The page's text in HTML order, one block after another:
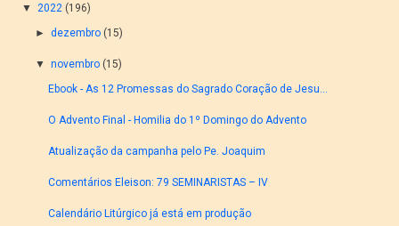
▼ 2022 (196)
► dezembro (15)
▼ novembro (15)
Ebook - As 12 Promessas do Sagrado Coração de Jesu...
O Advento Final - Homilia do 1º Domingo do Advento
Atualização da campanha pelo Pe. Joaquim
Comentários Eleison: 79 SEMINARISTAS – IV
Calendário Litúrgico já está em produção